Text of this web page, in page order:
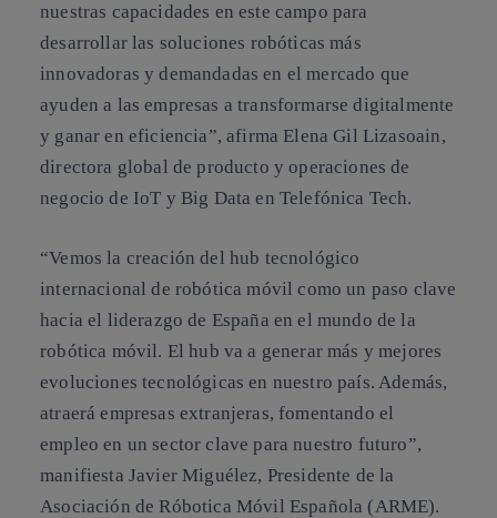
nuestras capacidades en este campo para
desarrollar las soluciones robóticas más
innovadoras y demandadas en el mercado que
ayuden a las empresas a transformarse digitalmente
y ganar en eficiencia”, afirma Elena Gil Lizasoain,
directora global de producto y operaciones de
negocio de IoT y Big Data en Telefónica Tech.
“Vemos la creación del hub tecnológico
internacional de robótica móvil como un paso clave
hacia el liderazgo de España en el mundo de la
robótica móvil. El hub va a generar más y mejores
evoluciones tecnológicas en nuestro país. Además,
atraerá empresas extranjeras, fomentando el
empleo en un sector clave para nuestro futuro”,
manifiesta Javier Miguélez, Presidente de la
Asociación de Róbotica Móvil Española (ARME).